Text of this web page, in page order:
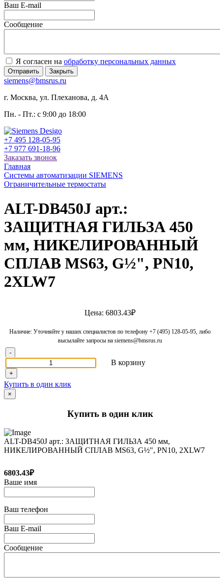
Ваш E-mail
Сообщение
Я согласен на обработку персональных данных
Отправить Закрыть
siemens@bmsrus.ru
г. Москва, ул. Плеханова, д. 4А
Пн. - Пт.: c 9:00 до 18:00
+7 495 128-05-95
+7 977 691-18-96
Заказать звонок
Главная
Системы автоматизации SIEMENS
Ограничительные термостаты
ALT-DB450J арт.:
ЗАЩИТНАЯ ГИЛЬЗА 450
мм, НИКЕЛИРОВАННЫЙ
СПЛАВ MS63, G½", PN10,
2XLW7
Цена: 6803.43₽
Наличие: Уточняйте у наших специалистов по телефону +7 (495) 128-05-95, либо
высылайте запросы на siemens@bmsrus.ru
-
+
В корзину
Купить в один клик
×
Купить в один клик
ALT-DB450J арт.: ЗАЩИТНАЯ ГИЛЬЗА 450 мм,
НИКЕЛИРОВАННЫЙ СПЛАВ MS63, G½", PN10, 2XLW7
6803.43₽
Ваше имя
Ваш телефон
Ваш E-mail
Сообщение